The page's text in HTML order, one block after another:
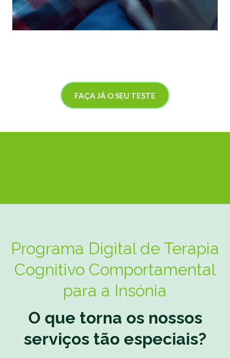
FAÇA JÁ O SEU TESTE
Programa Digital de Terapia
Cognitivo Comportamental
para a Insónia
O que torna os nossos
serviços tão especiais?